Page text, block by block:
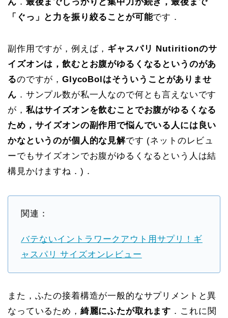
「ぐっ」と力を振り絞ることが可能です．
副作用ですが，例えば， ギャスパリ Nutiritionのサ
イズオンは，飲むとお腹がゆるくなるというのがあ
るのですが，GlycoBolはそういうことがありませ
ん ．サンプル数が私一人なので何とも言えないです
が， 私はサイズオンを飲むことでお腹がゆるくなる
ため，サイズオンの副作用で悩んでいる人には良い
かなというのが個人的な見解です (ネットのレビュ
ーでもサイズオンでお腹がゆるくなるという人は結
構見かけますね．)．
関連：
バテないイントラワークアウト用サプリ！ギ
ャスパリ サイズオンレビュー
また，ふたの接着構造が一般的なサプリメントと異
なっているため， 綺麗にふたが取れます ．これに関